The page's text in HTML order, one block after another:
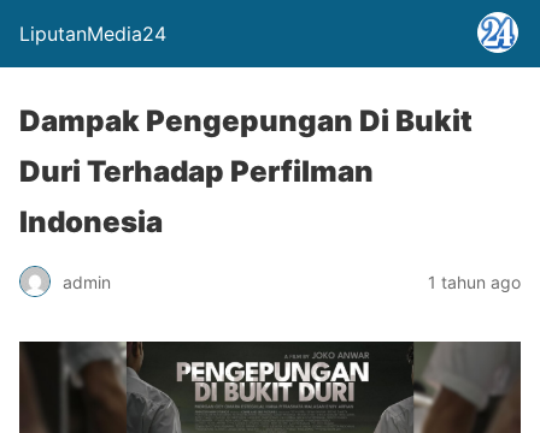
LiputanMedia24
Dampak Pengepungan Di Bukit
Duri Terhadap Perfilman
Indonesia
admin 1 tahun ago